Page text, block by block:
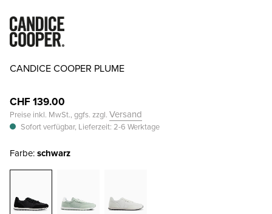
CANDICE COOPER PLUME
CHF 139.00
Preise inkl. MwSt., ggfs. zzgl. Versand
Sofort verfügbar, Lieferzeit: 2-6 Werktage
Farbe:schwarz